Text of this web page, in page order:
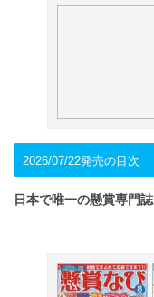
2026/07/22発売の目次
日本で唯一の懸賞専門誌